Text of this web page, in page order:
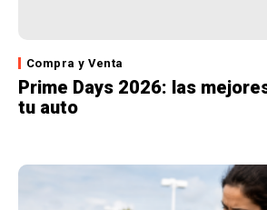
Compra y Venta
Prime Days 2026: las
tu auto